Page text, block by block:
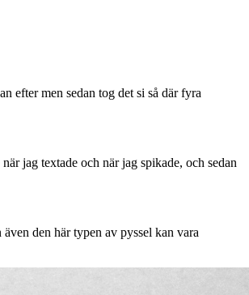
efter men sedan tog det si så där fyra
jag textade och när jag spikade, och sedan
den här typen av pyssel kan vara